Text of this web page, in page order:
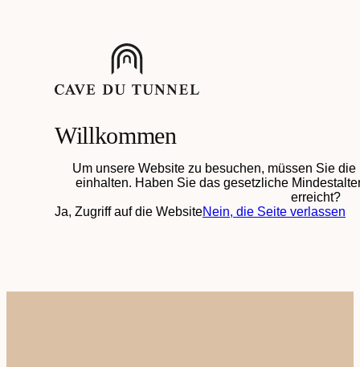
Willkommen
Um unsere Website zu besuchen, müssen Sie
einhalten. Haben Sie das gesetzliche
erreicht?
Ja, Zugriff auf die WebsiteNein, die Seite verlassen